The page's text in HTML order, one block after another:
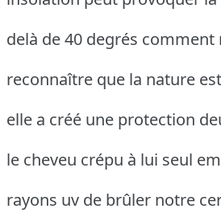
delà de 40 degrés comment
reconnaître que la nature
elle a créé une protection
le cheveu crépu à lui seul
rayons uv de brûler notre